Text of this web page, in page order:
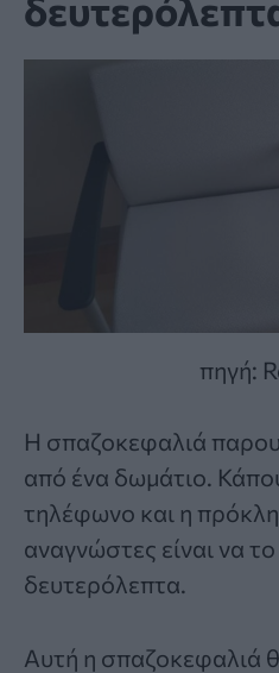
πηγή:
Η σπαζοκεφαλιά
από ένα δωμάτιο.
τηλέφωνο και η
αναγνώστες είναι να
δευτερόλεπτα.
Αυτή η σπαζοκεφαλιά